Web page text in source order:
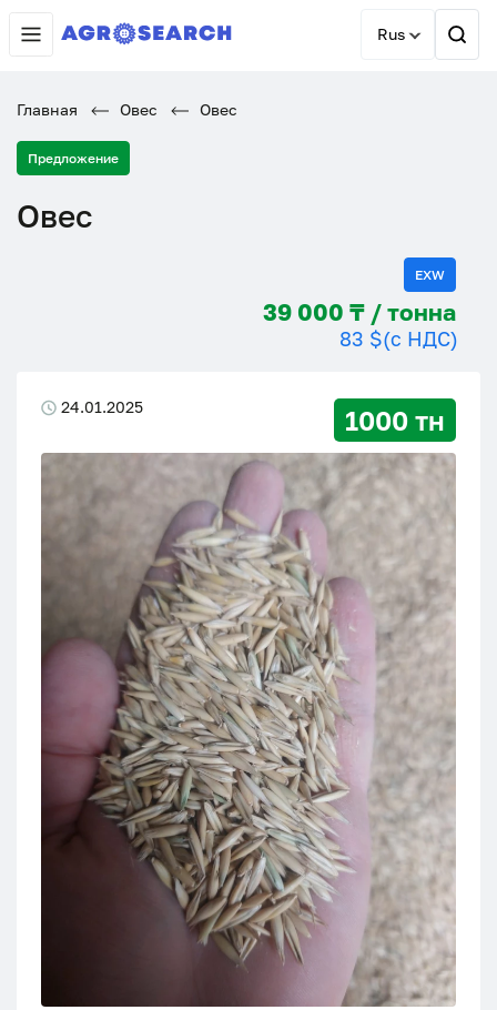
Rus
Главная Овес Овес
Предложение
Овес
EXW
39 000 ₸ / тонна
83 $(с НДС)
24.01.2025 1000 тн